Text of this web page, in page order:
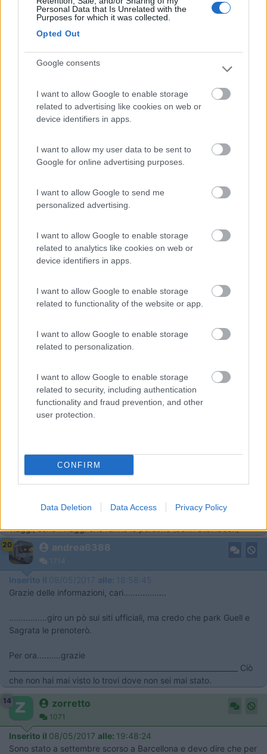
Personal Data that Is Unrelated with the
Purposes for which it was collected.
Opted Out
Google consents
I want to allow Google to enable storage
related to advertising like cookies on web or
device identifiers in apps.
I want to allow my user data to be sent to
Google for online advertising purposes.
I want to allow Google to send me
personalized advertising.
I want to allow Google to enable storage
related to analytics like cookies on web or
device identifiers in apps.
I want to allow Google to enable storage
related to functionality of the website or app.
I want to allow Google to enable storage
related to personalization.
I want to allow Google to enable storage
related to security, including authentication
functionality and fraud prevention, and other
user protection.
CONFIRM
Data Deletion Data Access Privacy Policy
consiglio prenotare!
Non abbiamo avuto problemi visitare Hospital santa Creu,
siamo arrivati al tramonto e abbiamo visitato sul momento.
Splendido quando al crepuscolo si accendono le luci esterne e
interne!
A Barcellona abbiamo comprato il biglietto per i mezzi pubblici
da 10 corse, costava un po meno di 10 euro e abbiamo
scorrazzato avanti dietro anche solo per tornare in cmaper al
Citi PArk per riposare e tornare girare x Barcellona di sera. Con
la metro si gira facilmente, i percorsi delle linee e le fermate
anche all'interno dei vagoni. (Altro paio di biglietti abbiamo
preso a parte)
PROMOfino al 02/11/26
Family Wellness Resort Vidor
Happy & Active Camping - Short Stay
Inserito il08/05/2017 alle:17:11:07
Chiedo venia per l'informazione errata che ho dato: a quanto
pare al parco Guel (verificato anche sul sito) ora si entra solo
c'era una tal ressa di gente che ti veniva voglia di fare le cose
di corsa e scappare prima che potevi ... purtroppo, perché la
parte monumentale è veramente interessante e bisogna
Saluti e buoni km a tutti. Bruno
viaggi, sono i viaggi che fanno le persone (John Steinbeck)
20 andrea6388
1714
Inserito il 08/05/2017 alle: 18:58:45
Grazie delle informazioni, cari..................
................giro un pò sui siti ufficiali, ma credo che park Guell e
Sagrata le prenoterò.
Per ora..........grazie
________________________________________________________________ Ciò
che non hai mai visto lo trovi dove non sei mai stato.
14 zorretto
1071
Inserito il 08/05/2017 alle: 19:48:24
Sono stato a settembre scorso a Barcellona e devo dire che per